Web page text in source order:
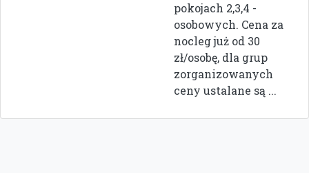
pokojach 2,3,4 -
osobowych. Cena za
nocleg już od 30
zł/osobę, dla grup
zorganizowanych
ceny ustalane są ...